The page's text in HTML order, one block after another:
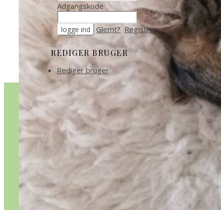
Adgangskode
Glemt? Registrer
REDIGER BRUGER
Rediger bruger